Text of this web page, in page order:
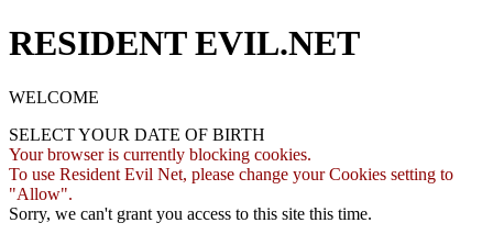
RESIDENT EVIL.NET
WELCOME
SELECT YOUR DATE OF BIRTH
Your browser is currently blocking cookies.
To use Resident Evil Net, please change your Cookies setting to
"Allow".
Sorry, we can't grant you access to this site this time.